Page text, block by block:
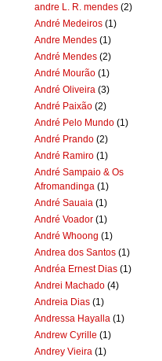
andre L. R. mendes (2)
André Medeiros (1)
Andre Mendes (1)
André Mendes (2)
André Mourão (1)
André Oliveira (3)
André Paixão (2)
André Pelo Mundo (1)
André Prando (2)
André Ramiro (1)
André Sampaio & Os
Afromandinga (1)
André Sauaia (1)
André Voador (1)
André Whoong (1)
Andrea dos Santos (1)
Andréa Ernest Dias (1)
Andrei Machado (4)
Andreia Dias (1)
Andressa Hayalla (1)
Andrew Cyrille (1)
Andrey Vieira (1)